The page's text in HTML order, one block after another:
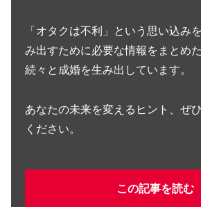
「オタクは不利」という思い込み
み出すために必要な情報をまとめ
続々と成婚を生み出しています。
あなたの未来を変えるヒント、ぜ
ください。
この記事を読む